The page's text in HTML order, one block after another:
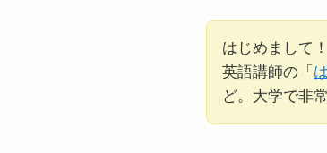
はじめまして！
英語講師の「
ど。大学で非